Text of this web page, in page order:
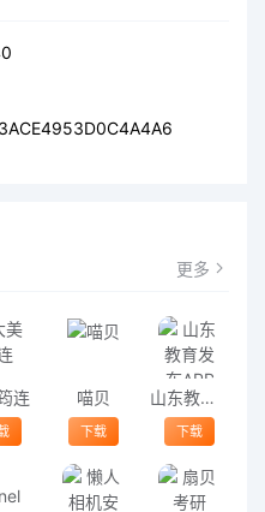
更多
连 喵贝
下载
山东教育发布APP
下载